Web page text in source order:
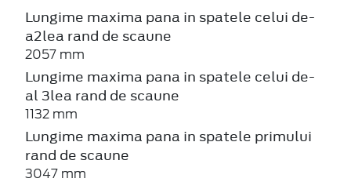
Lungime maxima pana in spatele celui de-
a2lea rand de scaune
2057 mm
Lungime maxima pana in spatele celui de-
al 3lea rand de scaune
1132 mm
Lungime maxima pana in spatele primului
rand de scaune
3047 mm